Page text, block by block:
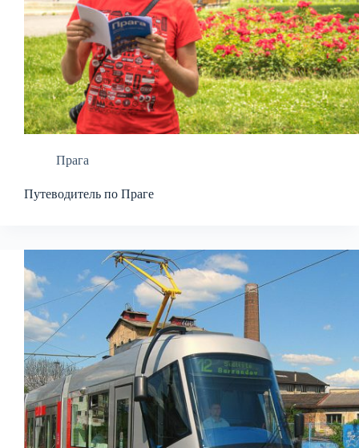
Прага
Путеводитель по Праге